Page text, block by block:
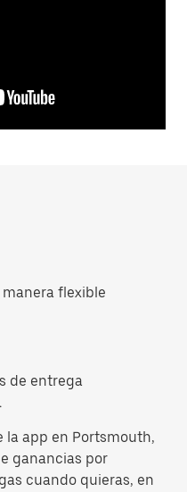
flexible
de entrega
la app en Portsmouth,
ganancias por
cuando quieras, en